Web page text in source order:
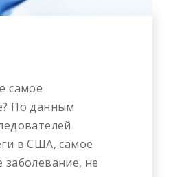
самое
По данным
в США, самое
заболевание, не